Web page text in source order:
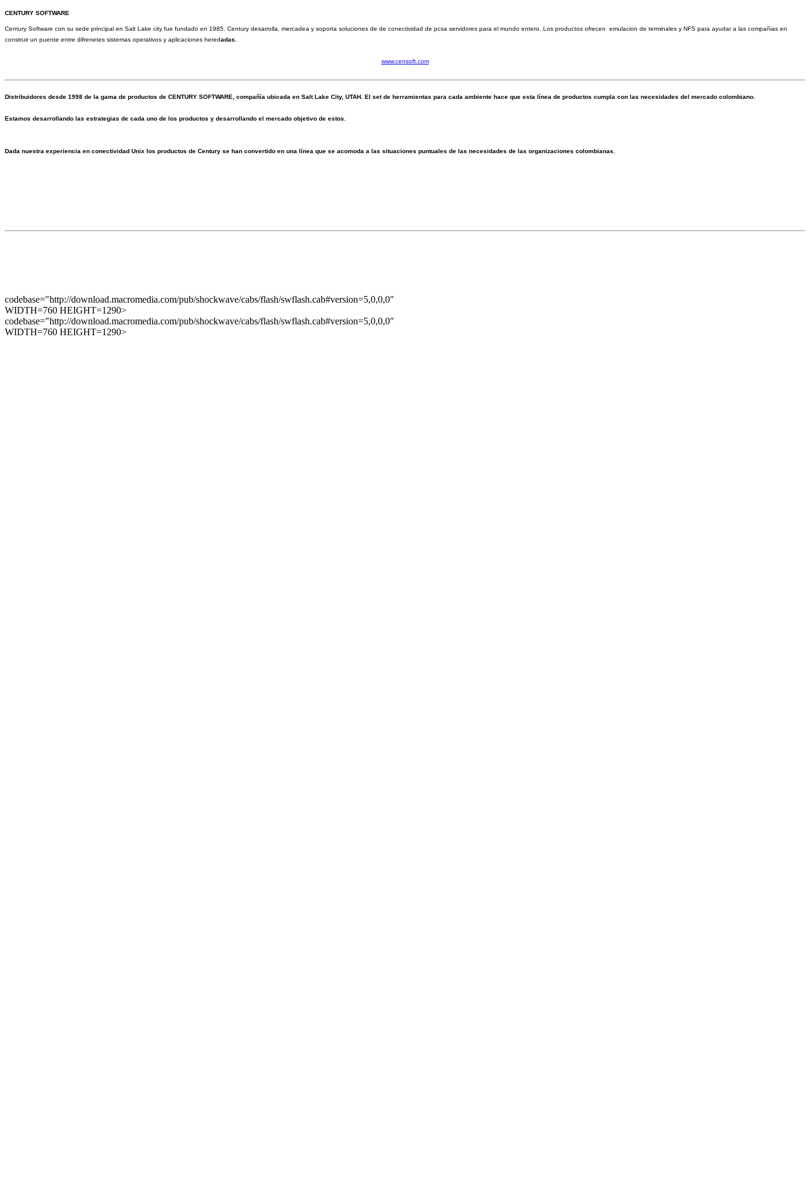
CENTURY SOFTWARE
Century Software con su sede principal en Salt Lake city fue fundado en 1985. Century desarrolla, mercadea y soporta soluciones de de conectividad de pcsa servidores para el mundo entero. Los productos ofrecen emulacion de terminales y NFS para ayudar a las compañias en
construir un puente entre difrenetes sistemas operativos y aplicaciones heredadas.
www.censoft.com
Distribuidores desde 1998 de la gama de productos de CENTURY SOFTWARE, compañía ubicada en Salt Lake City, UTAH. El set de herramientas para cada ambiente hace que esta línea de productos cumpla con las necesidades del mercado colombiano.
Estamos desarrollando las estrategias de cada uno de los productos y desarrollando el mercado objetivo de estos.
Dada nuestra experiencia en conectividad Unix los productos de Century se han convertido en una línea que se acomoda a las situaciones puntuales de las necesidades de las organizaciones colombianas.
codebase="http://download.macromedia.com/pub/shockwave/cabs/flash/swflash.cab#version=5,0,0,0"
WIDTH=760 HEIGHT=1290>
codebase="http://download.macromedia.com/pub/shockwave/cabs/flash/swflash.cab#version=5,0,0,0"
WIDTH=760 HEIGHT=1290>